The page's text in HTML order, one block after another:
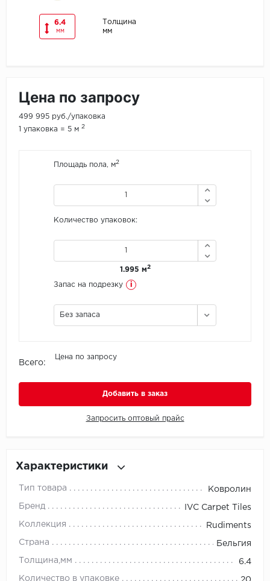
IVC Group
Juteks
Next Step
6.4
мм
Толщина
мм
Цена по запросу
499 995 руб./упаковка
1 упаковка = 5 м 2
Площадь пола, м2
Количество упаковок:
1.995 м 2
Запас на подрезку i
Без запаса
Всего:
Цена по запросу
Добавить в заказ
Запросить оптовый прайс
Характеристики
Тип товара Ковролин
Бренд IVC Carpet Tiles
Коллекция Rudiments
Страна Бельгия
Толщина,мм 6.4
Количество в упаковке